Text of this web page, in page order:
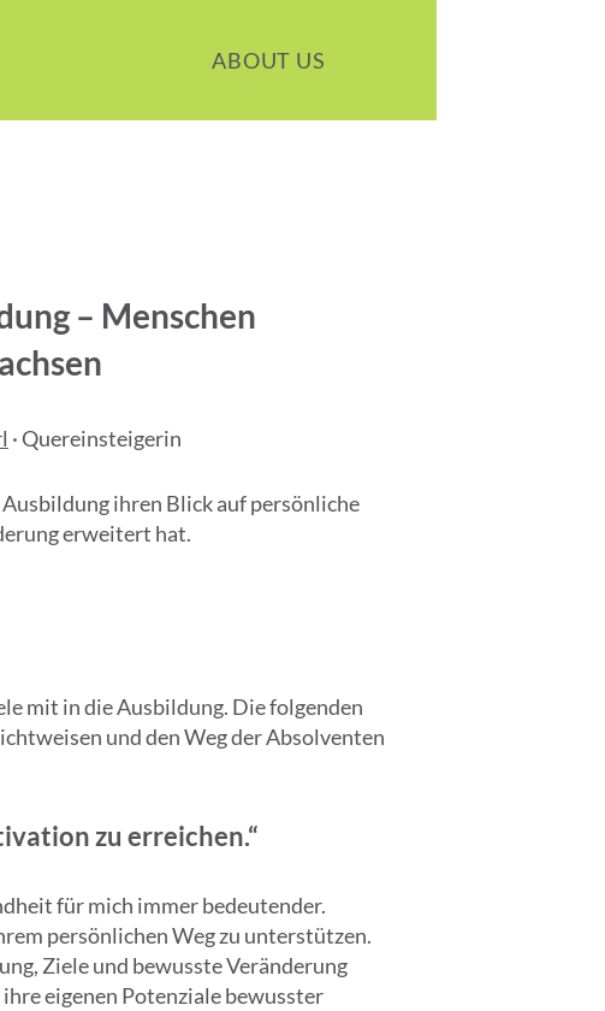
ABOUT US
– Menschen
· Quereinsteigerin
ihren Blick auf persönliche
erweitert hat.
mit in die Ausbildung. Die folgenden
und den Weg der Absolventen
zu erreichen.“
für mich immer bedeutender.
persönlichen Weg zu unterstützen.
Ziele und bewusste Veränderung
eigenen Potenziale bewusster